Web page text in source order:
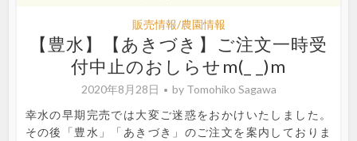
販売情報/農園情報
【豊水】【あきづき】ご注文一時受
付中止のおしらせm(_ _)m
2020年8月28日 by Tomohiko Sagawa
幸水の早期完売では大変ご迷惑をおかけいたしました。
その後「豊水」「あきづき」のご注文を案内しておりま